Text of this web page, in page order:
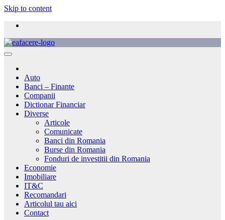
Skip to content
Auto
Banci – Finante
Companii
Dictionar Financiar
Diverse
Articole
Comunicate
Banci din Romania
Burse din Romania
Fonduri de investitii din Romania
Economie
Imobiliare
IT&C
Recomandari
Articolul tau aici
Contact